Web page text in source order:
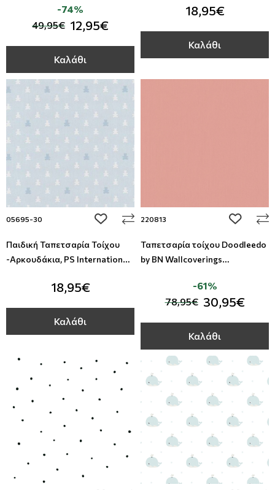
49,95€ 12,95€
-74%
Καλάθι
18,95€
Καλάθι
05695-30 add to wishlist
Παιδική Ταπετσαρία Τοίχου
-Αρκουδάκια, PS International
18,95€
Καλάθι
220813 add to
Ταπετσαρία τοίχου Doodleedo
by BN Wallcoverings
78,95€ 30,95€
-61%
Καλάθι